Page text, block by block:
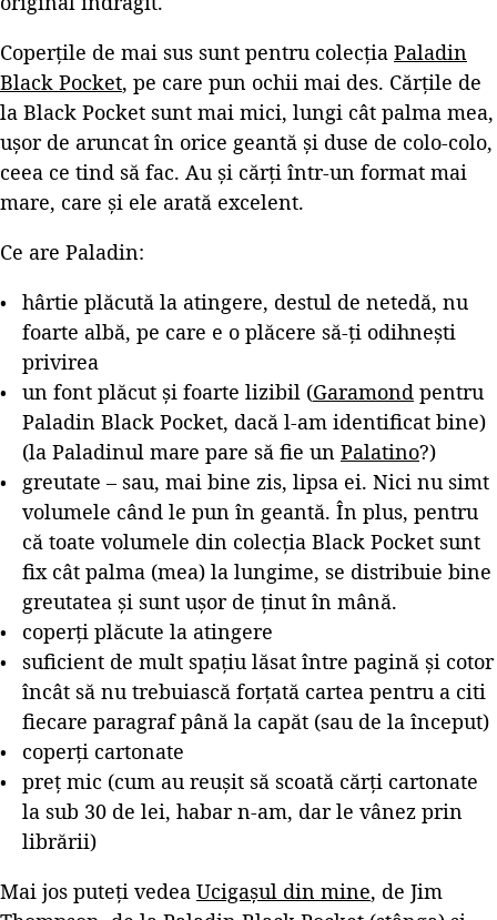
Coperțile de mai sus sunt pentru colecția Paladin
Black Pocket, pe care pun ochii mai des. Cărțile de
la Black Pocket sunt mai mici, lungi cât palma mea,
ușor de aruncat în orice geantă și duse de colo-colo,
ceea ce tind să fac. Au și cărți într-un format mai
mare, care și ele arată excelent.
Ce are Paladin:
hârtie plăcută la atingere, destul de netedă, nu
foarte albă, pe care e o plăcere să-ți odihnești
privirea
un font plăcut și foarte lizibil (Garamond pentru
Paladin Black Pocket, dacă l-am identificat bine)
(la Paladinul mare pare să fie un Palatino?)
greutate – sau, mai bine zis, lipsa ei. Nici nu simt
volumele când le pun în geantă. În plus, pentru
că toate volumele din colecția Black Pocket sunt
fix cât palma (mea) la lungime, se distribuie bine
greutatea și sunt ușor de ținut în mână.
coperți plăcute la atingere
suficient de mult spațiu lăsat între pagină și cotor
încât să nu trebuiască forțată cartea pentru a citi
fiecare paragraf până la capăt (sau de la început)
coperți cartonate
preț mic (cum au reușit să scoată cărți cartonate
la sub 30 de lei, habar n-am, dar le vânez prin
librării)
Mai jos puteți vedea Ucigașul din mine, de Jim